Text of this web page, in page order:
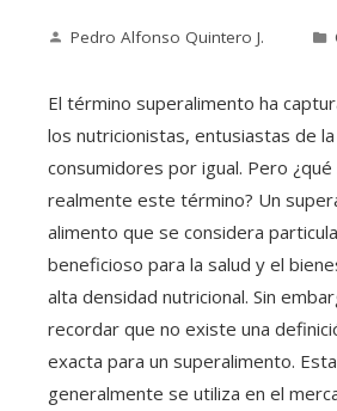
Pedro Alfonso Quintero J.
El término superalimento ha
los nutricionistas, entusiastas de
consumidores por igual. Pero ¿qué
realmente este término? Un
alimento que se considera
beneficioso para la salud y el
alta densidad nutricional. Sin
recordar que no existe una
exacta para un superalimento.
generalmente se utiliza en el